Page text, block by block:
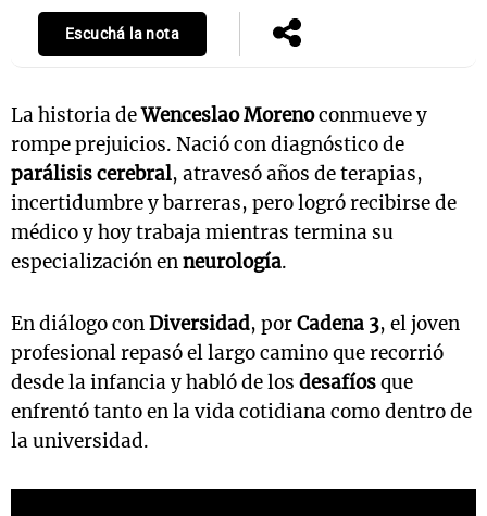
Escuchá la nota
La historia deWenceslao Morenoconmueve y
rompe prejuicios. Nació con diagnóstico de
parálisis cerebral, atravesó años de terapias,
incertidumbre y barreras, pero logró recibirse de
médico y hoy trabaja mientras termina su
especialización enneurología.
En diálogo conDiversidad, porCadena 3, el joven
profesional repasó el largo camino que recorrió
desde la infancia y habló de los desafíosque
enfrentó tanto en la vida cotidiana como dentro de
la universidad.